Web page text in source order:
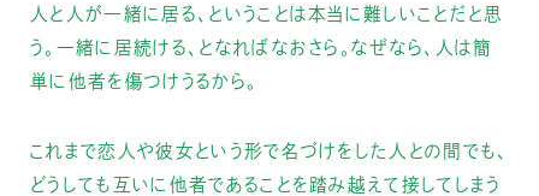
人と人が一緒に居る、ということは本当に難しいことだと思
う。一緒に居続ける、となればなおさら。なぜなら、人は簡
単に他者を傷つけうるから。
これまで恋人や彼女という形で名づけをした人との間でも、
どうしても互いに他者であることを踏み越えて接してしまう